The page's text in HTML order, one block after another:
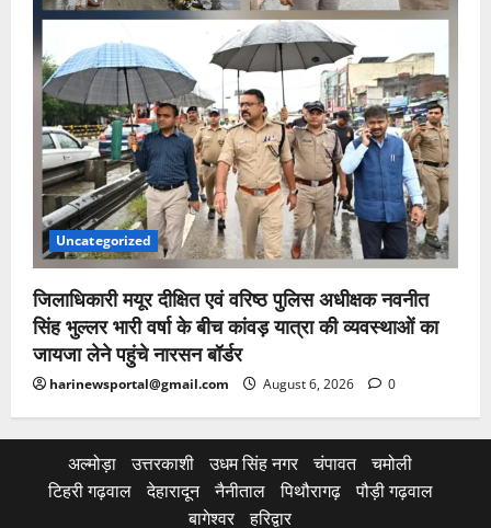
Uncategorized
जिलाधिकारी मयूर दीक्षित एवं वरिष्ठ पुलिस अधीक्षक नवनीत
सिंह भुल्लर भारी वर्षा के बीच कांवड़ यात्रा की व्यवस्थाओं का
जायजा लेने पहुंचे नारसन बॉर्डर
harinewsportal@gmail.com August 6, 2026 0
अल्मोड़ा उत्तरकाशी उधम सिंह नगर चंपावत
चमोली
टिहरी गढ़वाल
देहारादून नैनीताल पिथौरागढ़
पौड़ी गढ़वाल
बागेश्वर
हरिद्वार